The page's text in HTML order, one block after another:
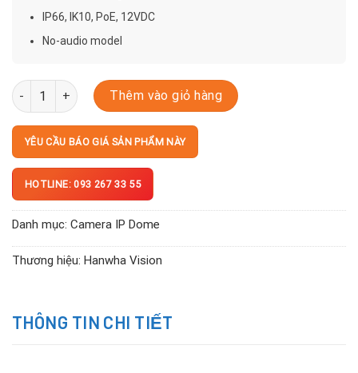
IP66, IK10, PoE, 12VDC
No-audio model
QNV-6022R1 số lượngThêm vào giỏ hàng
YÊU CẦU BÁO GIÁ SẢN PHẨM NÀY
HOTLINE: 093 267 33 55
Danh mục: Camera IP Dome
Thương hiệu: Hanwha Vision
THÔNG TIN CHI TIẾT